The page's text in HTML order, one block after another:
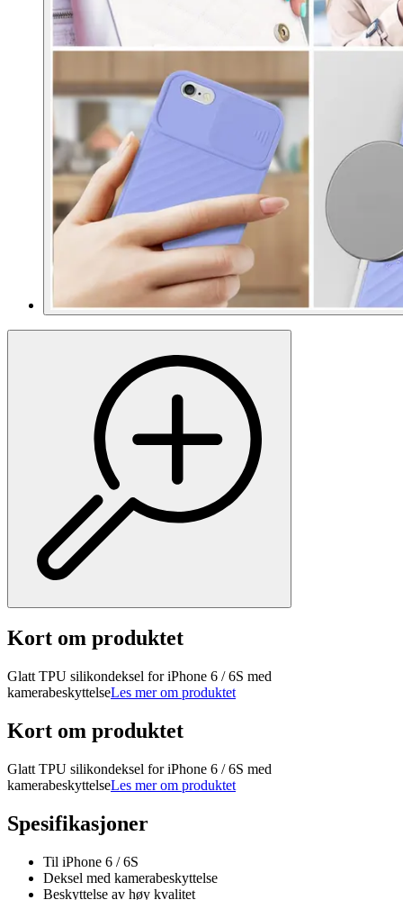
Kort om produktet
Glatt TPU silikondeksel for iPhone 6 / 6S med
kamerabeskyttelseLes mer om produktet
Kort om produktet
Glatt TPU silikondeksel for iPhone 6 / 6S med
kamerabeskyttelseLes mer om produktet
Spesifikasjoner
Til iPhone 6 / 6S
Deksel med kamerabeskyttelse
Beskyttelse av høy kvalitet